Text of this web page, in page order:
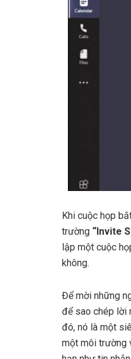
Khi cuộc họp
trường “Invite
lập một cuộc
không.
Để mời những
để sao chép lời
đó, nó là một
một môi trường